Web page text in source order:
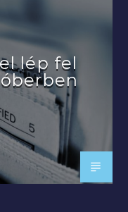
lép fel